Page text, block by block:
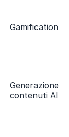
Gamification
Generazione
contenuti AI